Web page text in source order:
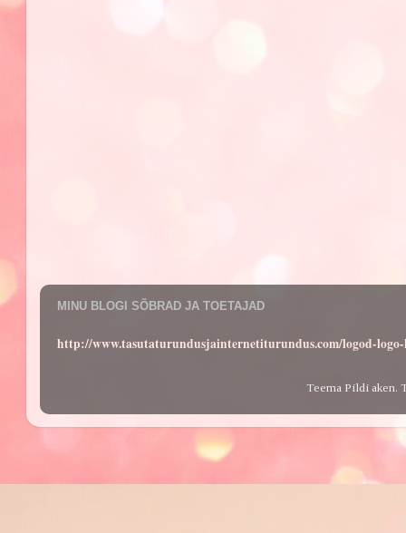
MINU BLOGI SÕBRAD JA TOETAJAD
http://www.tasutaturundusjainternetiturundus.com/logod-
Teema Pildi aken.